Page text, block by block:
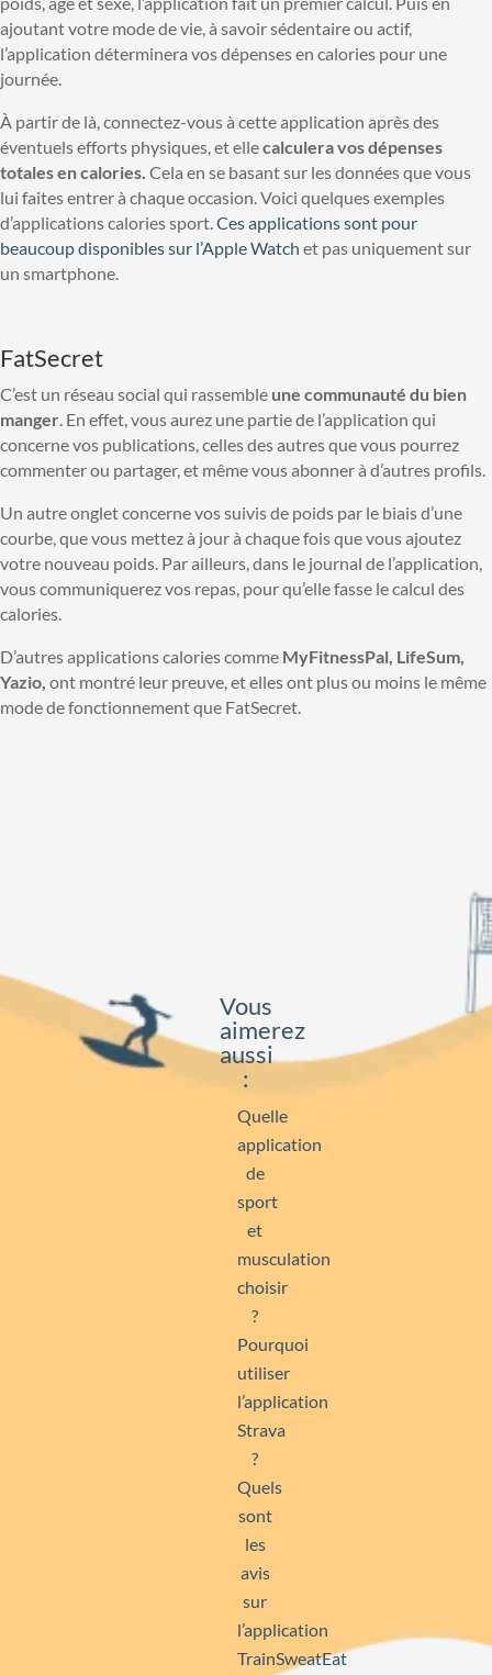
ajoutant votre mode de vie, à savoir sédentaire ou actif,
l’application déterminera vos dépenses en calories pour une
journée.
À partir de là, connectez-vous à cette application après des
éventuels efforts physiques, et ellecalculera vos dépenses
totales en calories. Cela en se basant sur les données que vous
lui faites entrer à chaque occasion. Voici quelques exemples
d’applications calories sport.Ces applications sont pour
beaucoup disponibles sur l’Apple Watch et pas uniquement sur
un smartphone.
FatSecret
C’est un réseau social qui rassemble une communauté du bien
manger. En effet, vous aurez une partie de l’application qui
concerne vos publications, celles des autres que vous pourrez
commenter ou partager, et même vous abonner à d’autres profils.
Un autre onglet concerne vos suivis de poids par le biais d’une
courbe, que vous mettez à jour à chaque fois que vous ajoutez
votre nouveau poids. Par ailleurs, dans le journal de l’application,
vous communiquerez vos repas, pour qu’elle fasse le calcul des
calories.
D’autres applications calories comme MyFitnessPal, LifeSum,
Yazio, ont montré leur preuve, et elles ont plus ou moins le même
mode de fonctionnement que FatSecret.
Vous
aimerez
aussi
:
Quelle
application
de
sport
et
musculation
choisir
?
Pourquoi
utiliser
l’application
Strava
?
Quels
sont
les
avis
sur
l’application
TrainSweatEat